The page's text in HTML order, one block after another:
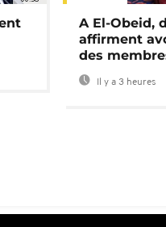
A El-Obeid,
affirment
des
Il y a 3 heures